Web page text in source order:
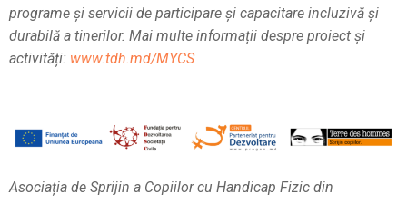
programe și servicii de participare și capacitare incluzivă și
durabilă a tinerilor. Mai multe informații despre proiect și
activități: www.tdh.md/MYCS
Asociația de Sprijin a Copiilor cu Handicap Fizic din